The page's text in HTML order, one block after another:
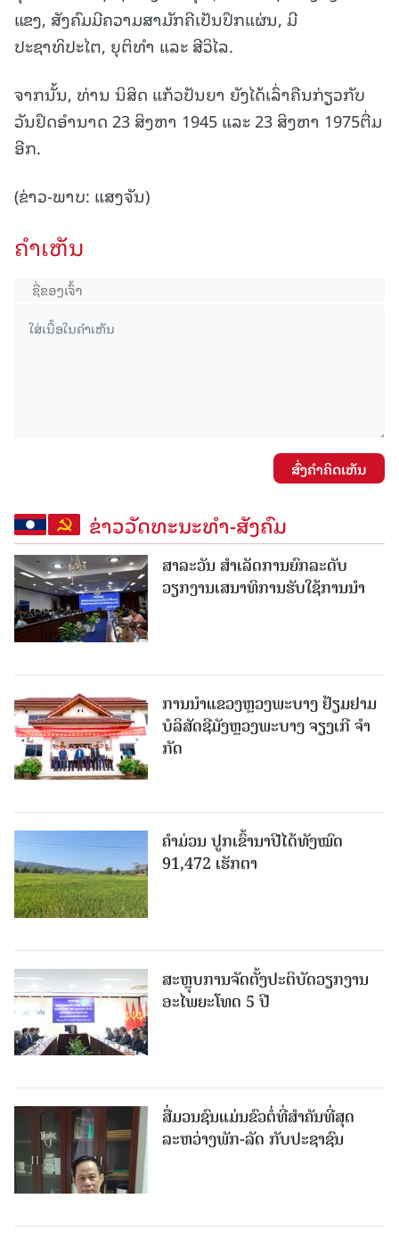
ແຂງ, ສັງຄົມມີຄວາມສາມັກຄີເປັນປຶກແຜ່ນ, ມີ
ປະຊາທິປະໄຕ, ຍຸຕິທຳ ແລະ ສີວິໄລ.
ຈາກນັ້ນ, ທ່ານ ນິສິດ ແກ້ວປັນຍາ ຍັງໄດ້ເລົ່າຄືນກ່ຽວກັບ
ວັນຢຶດອໍານາດ 23 ສິງຫາ 1945 ແລະ 23 ສິງຫາ 1975ຕື່ມ
ອີກ.
(ຂ່າວ-ພາບ: ແສງຈັນ)
ຄໍາເຫັນ
ສົ່ງຄໍາຄິດເຫັນ
ຂ່າວວັດທະນະທຳ-ສັງຄົມ
ສາລະວັນ ສໍາເລັດການຍົກລະດັບ
ວຽກງານເສນາທິການຮັບໃຊ້ການນໍາ
ການນຳແຂວງຫຼວງພະບາງ ຢ້ຽມ​ຢາມ
ບໍ​ລິ​ສັດຊີມັງຫຼວງພະບາງ ຈຽງເກີ ຈໍາ
ກັດ
ຄໍາມ່ວນ ປູກເຂົ້ານາປີໄດ້ທັງໝົດ
91,472 ເຮັກຕາ
ສະຫຼຸບການຈັດຕັ້ງປະຕິບັດວຽກງານ
ອະໄພຍະໂທດ 5 ປີ
ສື່ມວນຊົນແມ່ນຂົວຕໍ່ທີ່ສໍາຄັນທີ່ສຸດ
ລະຫວ່າງພັກ-ລັດ ກັບປະຊາຊົນ